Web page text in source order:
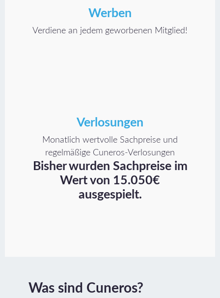
Werben
Verdiene an jedem geworbenen Mitglied!
Verlosungen
Monatlich wertvolle Sachpreise und
regelmäßige Cuneros-Verlosungen
Bisher wurden Sachpreise im
Wert von 15.050€
ausgespielt.
Was sind Cuneros?